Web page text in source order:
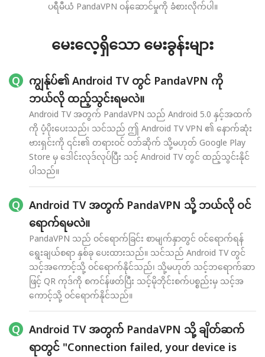
ပရီမီယံ PandaVPN ဝန်ဆောင်မှုကို ခံစားလိုက်ပါ။
မေးလေ့ရှိသော မေးခွန်းများ
ကျွန်ုပ်၏ Android TV တွင် PandaVPN ကို
ဘယ်လို ထည့်သွင်းရမလဲ။
Android TV အတွက် PandaVPN သည် Android 5.0 နှင့်အထက်
ကို ပံ့ပိုးပေးသည်၊ သင်သည် ဤ Android TV VPN ၏ နောက်ဆုံး
ဗားရှင်းကို ၎င်း၏ တရားဝင် ဝဘ်ဆိုက် သို့မဟုတ် Google Play
Store မှ ဒေါင်းလုဒ်လုပ်ပြီး သင့် Android TV တွင် ထည့်သွင်းနိုင်
ပါသည်။
Android TV အတွက် PandaVPN သို့ ဘယ်လို ဝင်
ရောက်ရမလဲ။
PandaVPN သည် ဝင်ရောက်ခြင်း စာမျက်နှာတွင် ဝင်ရောက်ရန်
ရွေးချယ်စရာ နှစ်ခု ပေးထားသည်။ သင်သည် Android TV တွင်
သင့်အကောင့်သို့ ဝင်ရောက်နိုင်သည်၊ သို့မဟုတ် သင့်ဘရောက်ဆာ
ဖြင့် QR ကုဒ်ကို စကင်န်ဖတ်ပြီး သင့်မိုဘိုင်းစက်ပစ္စည်းမှ သင့်အ
ကောင့်သို့ ဝင်ရောက်နိုင်သည်။
Android TV အတွက် PandaVPN သို့ ချိတ်ဆက်
ရာတွင် "Connection failed, your device is